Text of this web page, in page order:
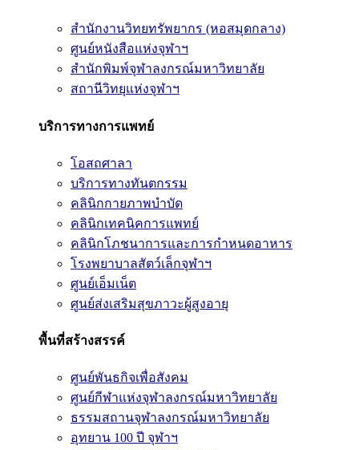
สำนักงานวิทยทรัพยากร (หอสมุดกลาง)
ศูนย์หนังสือแห่งจุฬาฯ
สำนักพิมพ์จุฬาลงกรณ์มหาวิทยาลัย
สถานีวิทยุแห่งจุฬาฯ
บริการทางการแพทย์
โอสถศาลา
บริการทางทันตกรรม
คลินิกกายภาพบำบัด
คลินิกเทคนิคการแพทย์
คลินิกโภชนาการและการกำหนดอาหาร
โรงพยาบาลสัตว์เล็กจุฬาฯ
ศูนย์เอ็มเน็ต
ศูนย์ส่งเสริมสุขภาวะผู้สูงอายุ
พื้นที่สร้างสรรค์
ศูนย์พันธกิจเพื่อสังคม
ศูนย์กีฬาแห่งจุฬาลงกรณ์มหาวิทยาลัย
ธรรมสถานจุฬาลงกรณ์มหาวิทยาลัย
อุทยาน 100 ปี จุฬาฯ